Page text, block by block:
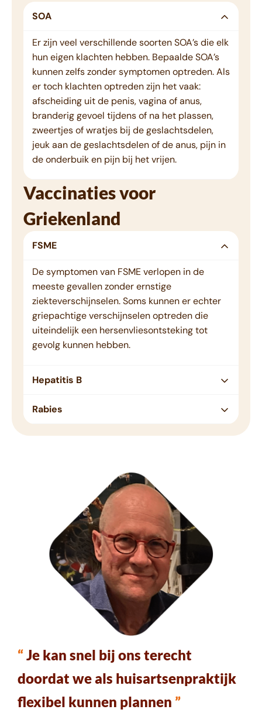
SOA
Er zijn veel verschillende soorten SOA’s die elk
hun eigen klachten hebben. Bepaalde SOA’s
kunnen zelfs zonder symptomen optreden. Als
er toch klachten optreden zijn het vaak:
afscheiding uit de penis, vagina of anus,
branderig gevoel tijdens of na het plassen,
zweertjes of wratjes bij de geslachtsdelen,
jeuk aan de geslachtsdelen of de anus, pijn in
de onderbuik en pijn bij het vrijen.
Vaccinaties voor
Griekenland
FSME
De symptomen van FSME verlopen in de
meeste gevallen zonder ernstige
ziekteverschijnselen. Soms kunnen er echter
griepachtige verschijnselen optreden die
uiteindelijk een hersenvliesontsteking tot
gevolg kunnen hebben.
Hepatitis B
Rabies
“Je kan snel bij ons terecht
doordat we als huisartsenpraktijk
flexibel kunnen plannen ”